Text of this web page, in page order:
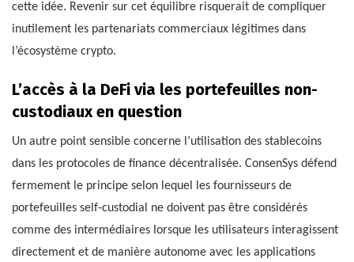
cette idée. Revenir sur cet équilibre risquerait de compliquer
inutilement les partenariats commerciaux légitimes dans
l’écosystème crypto.
L’accès à la DeFi via les portefeuilles non-
custodiaux en question
Un autre point sensible concerne l’utilisation des stablecoins
dans les protocoles de finance décentralisée. ConsenSys défend
fermement le principe selon lequel les fournisseurs de
portefeuilles self-custodial ne doivent pas être considérés
comme des intermédiaires lorsque les utilisateurs interagissent
directement et de manière autonome avec les applications